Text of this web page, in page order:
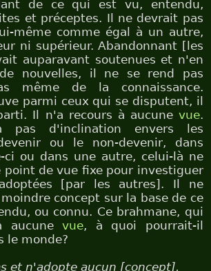
de ce qui est vu, entendu,
et préceptes. Il ne devrait pas
même comme égal à un autre,
ni supérieur. Abandonnant [les
auparavant soutenues et n'en
nouvelles, il ne se rend pas
même de la connaissance.
parmi ceux qui se disputent, il
Il n'a recours à aucune vue.
pas d'inclination envers les
ou le non-devenir, dans
ci ou dans une autre, celui-là ne
point de vue fixe pour investiguer
[par les autres]. Il ne
concept sur la base de ce
ou connu. Ce brahmane, qui
aucunevue, à quoi pourrait-il
le monde?
et n'adopte aucun [concept].